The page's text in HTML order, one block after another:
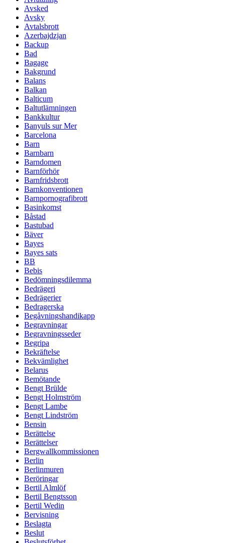
Avsked
Avsky
Avtalsbrott
Azerbajdzjan
Backup
Bad
Bagage
Bakgrund
Balans
Balkan
Balticum
Baltutlämningen
Bankkultur
Banyuls sur Mer
Barcelona
Barn
Barnbarn
Barndomen
Barnförhör
Barnfridsbrott
Barnkonventionen
Barnpornografibrott
Basinkomst
Båstad
Bastubad
Bäver
Bayes
Bayes sats
BB
Bebis
Bedömningsdilemma
Bedrägeri
Bedrägerier
Bedragerska
Begåvningshandikapp
Begravningar
Begravningsseder
Begripa
Bekräftelse
Bekvämlighet
Belarus
Bemötande
Bengt Brülde
Bengt Holmström
Bengt Lambe
Bengt Lindström
Bensin
Berättelse
Berättelser
Bergwallkommissionen
Berlin
Berlinmuren
Beröringar
Bertil Almlöf
Bertil Bengtsson
Bertil Wedin
Bervisning
Beslagta
Beslut